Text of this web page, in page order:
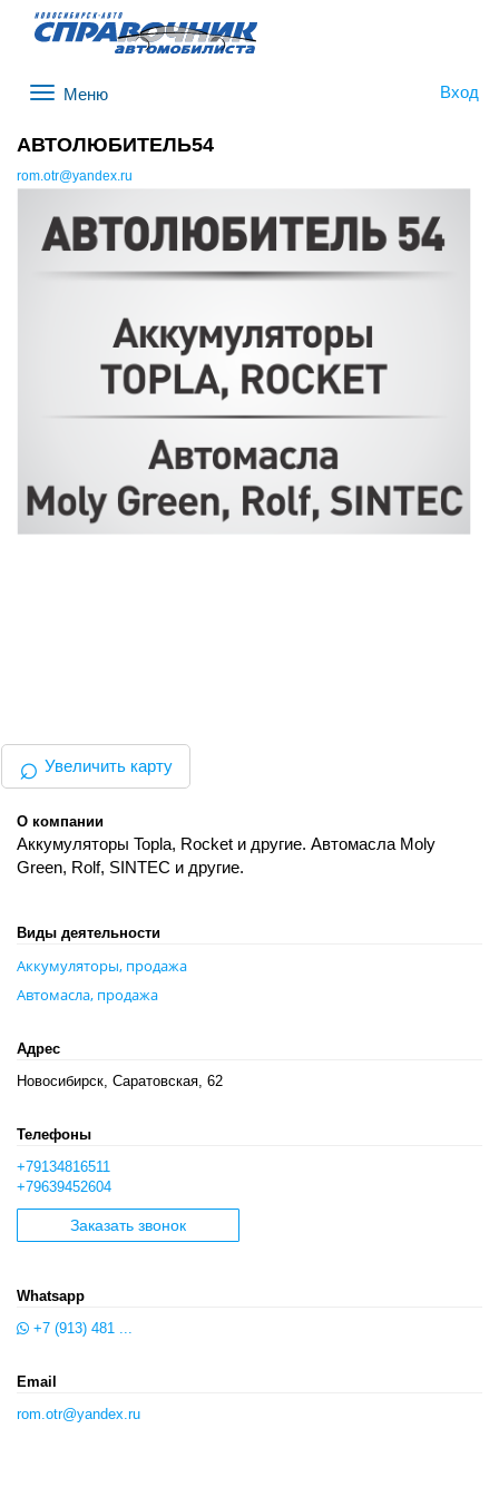
Вход
АВТОЛЮБИТЕЛЬ54
rom.otr@yandex.ru
⌕ Увеличить карту
О компании
Аккумуляторы Topla, Rocket и другие. Автомасла Moly
Green, Rolf, SINTEC и другие.
Виды деятельности
Аккумуляторы, продажа
Автомасла, продажа
Адрес
Новосибирск, Саратовская, 62
Телефоны
+79134816511
+79639452604
Заказать звонок
Whatsapp
+7 (913) 481 ...
Email
rom.otr@yandex.ru